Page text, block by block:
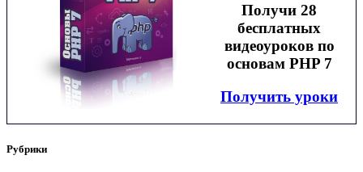
Получи 28
бесплатных
видеоуроков по
основам PHP 7
Получить уроки
Рубрики